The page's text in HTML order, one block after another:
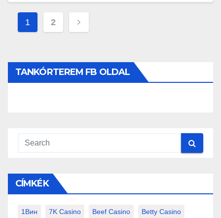
Bejegyzés
1 2
TANKÓRTEREM FB OLDAL
CÍMKÉK
1Вин 7K Casino Beef Casino Betty Casino